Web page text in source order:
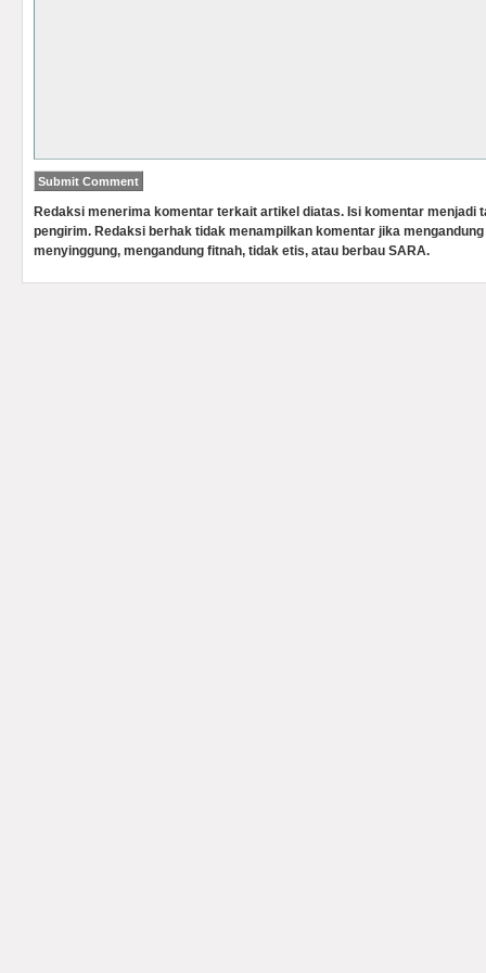
Redaksi menerima komentar terkait artikel diatas. Isi komentar menjadi
pengirim. Redaksi berhak tidak menampilkan komentar jika
menyinggung, mengandung fitnah, tidak etis, atau berbau SARA.